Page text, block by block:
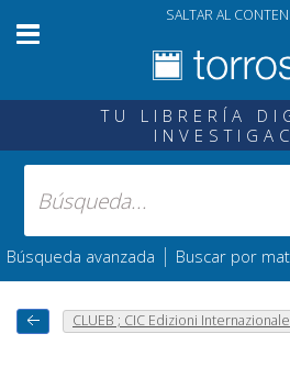
SALTAR AL
TU LIBRERÍA
Búsqueda avanzada | Buscar por
CLUEB ; CIC Edizioni Internazionale